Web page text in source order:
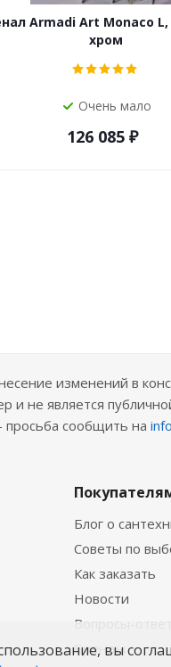
Armadi Art Monaco
хром
Очень мало
126 085 ₽
изменений в
и не является
просьба сообщить на
Блог о
Советы по
Как заказать
Новости
Вопросы-
Бренды
вы